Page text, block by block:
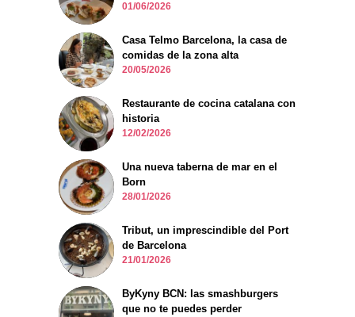
01/06/2026
Casa Telmo Barcelona, la casa de
comidas de la zona alta
20/05/2026
Restaurante de cocina catalana con
historia
12/02/2026
Una nueva taberna de mar en el
Born
28/01/2026
Tribut, un imprescindible del Port
de Barcelona
21/01/2026
ByKyny BCN: las smashburgers
que no te puedes perder